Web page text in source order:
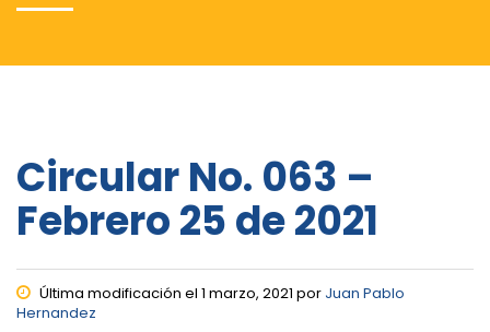
Circular No. 063 –
Febrero 25 de 2021
Última modificación el 1 marzo, 2021 por Juan Pablo
Hernandez